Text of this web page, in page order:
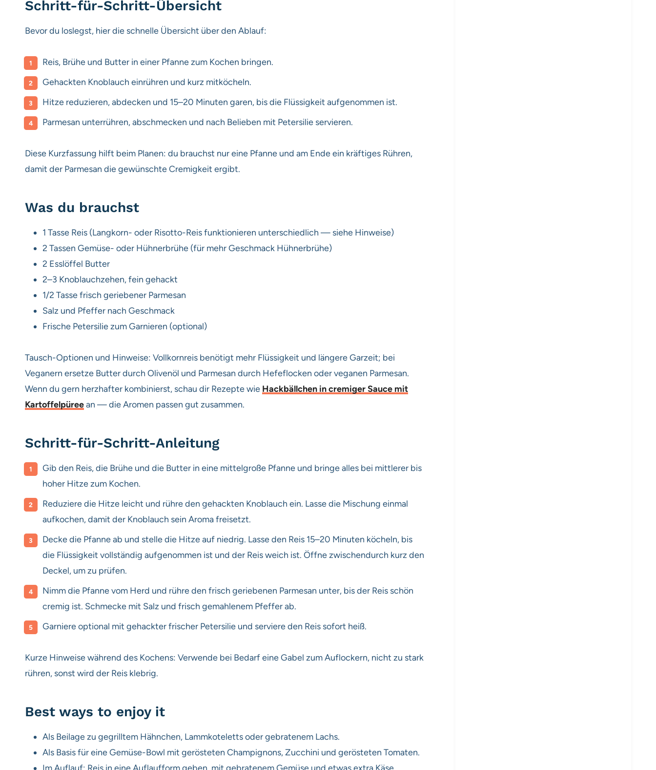
Schritt-für-Schritt-Übersicht
Bevor du loslegst, hier die schnelle Übersicht über den Ablauf:
Reis, Brühe und Butter in einer Pfanne zum Kochen bringen.
Gehackten Knoblauch einrühren und kurz mitköcheln.
Hitze reduzieren, abdecken und 15–20 Minuten garen, bis die Flüssigkeit aufgenommen ist.
Parmesan unterrühren, abschmecken und nach Belieben mit Petersilie servieren.
Diese Kurzfassung hilft beim Planen: du brauchst nur eine Pfanne und am Ende ein kräftiges Rühren,
damit der Parmesan die gewünschte Cremigkeit ergibt.
Was du brauchst
1 Tasse Reis (Langkorn- oder Risotto-Reis funktionieren unterschiedlich — siehe Hinweise)
2 Tassen Gemüse- oder Hühnerbrühe (für mehr Geschmack Hühnerbrühe)
2 Esslöffel Butter
2–3 Knoblauchzehen, fein gehackt
1/2 Tasse frisch geriebener Parmesan
Salz und Pfeffer nach Geschmack
Frische Petersilie zum Garnieren (optional)
Tausch-Optionen und Hinweise: Vollkornreis benötigt mehr Flüssigkeit und längere Garzeit; bei
Veganern ersetze Butter durch Olivenöl und Parmesan durch Hefeflocken oder veganen Parmesan.
Wenn du gern herzhafter kombinierst, schau dir Rezepte wie Hackbällchen in cremiger Sauce mit
Kartoffelpüreean — die Aromen passen gut zusammen.
Schritt-für-Schritt-Anleitung
Gib den Reis, die Brühe und die Butter in eine mittelgroße Pfanne und bringe alles bei mittlerer bis
hoher Hitze zum Kochen.
Reduziere die Hitze leicht und rühre den gehackten Knoblauch ein. Lasse die Mischung einmal
aufkochen, damit der Knoblauch sein Aroma freisetzt.
Decke die Pfanne ab und stelle die Hitze auf niedrig. Lasse den Reis 15–20 Minuten köcheln, bis
die Flüssigkeit vollständig aufgenommen ist und der Reis weich ist. Öffne zwischendurch kurz den
Deckel, um zu prüfen.
Nimm die Pfanne vom Herd und rühre den frisch geriebenen Parmesan unter, bis der Reis schön
cremig ist. Schmecke mit Salz und frisch gemahlenem Pfeffer ab.
Garniere optional mit gehackter frischer Petersilie und serviere den Reis sofort heiß.
Kurze Hinweise während des Kochens: Verwende bei Bedarf eine Gabel zum Auflockern, nicht zu stark
rühren, sonst wird der Reis klebrig.
Best ways to enjoy it
Als Beilage zu gegrilltem Hähnchen, Lammkoteletts oder gebratenem Lachs.
Als Basis für eine Gemüse-Bowl mit gerösteten Champignons, Zucchini und gerösteten Tomaten.